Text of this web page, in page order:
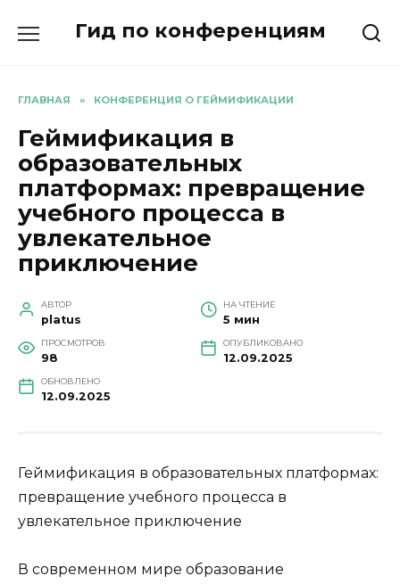
Гид по конференциям
ГЛАВНАЯ » КОНФЕРЕНЦИЯ О ГЕЙМИФИКАЦИИ
Геймификация в
образовательных
платформах: превращение
учебного процесса в
увлекательное
приключение
АВТОР
platus
НА ЧТЕНИЕ
5 мин
ПРОСМОТРОВ
98
ОПУБЛИКОВАНО
12.09.2025
ОБНОВЛЕНО
12.09.2025
Геймификация в образовательных платформах:
превращение учебного процесса в
увлекательное приключение
В современном мире образование